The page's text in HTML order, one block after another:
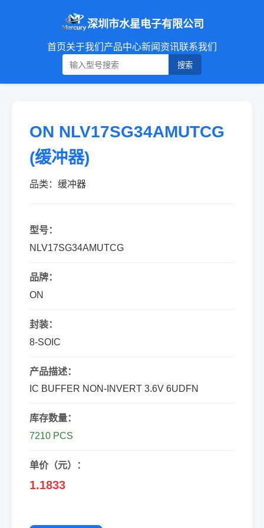
深圳市水星电子有限公司
首页关于我们 产品中心新闻资讯联系我们
搜索
ON NLV17SG34AMUTCG
(缓冲器)
品类：缓冲器
型号：
NLV17SG34AMUTCG
品牌：
ON
封装：
8-SOIC
产品描述：
IC BUFFER NON-INVERT 3.6V 6UDFN
库存数量：
7210 PCS
单价（元）：
1.1833